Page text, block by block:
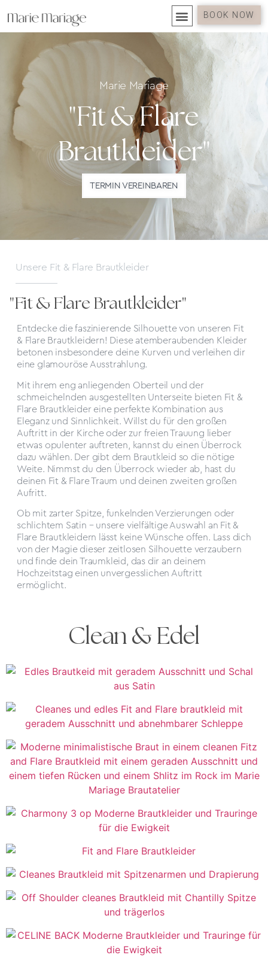
BOOK NOW
Marie Mariage
"Fit & Flare
Brautkleider"
TERMIN VEREINBAREN
Unsere Fit & Flare Brautkleider
"Fit & Flare Brautkleider"
Entdecke die faszinierende Silhouette von unseren Fit
& Flare Brautkleidern! Diese atemberaubenden Kleider
betonen insbesondere deine Kurven und verleihen dir
eine glamouröse Ausstrahlung.
Mit ihrem eng anliegenden Oberteil und der
schmeichelnden ausgestellten Unterseite bieten Fit &
Flare Brautkleider eine perfekte Kombination aus
Eleganz und Sinnlichkeit. Willst du für den großen
Auftritt in der Kirche oder zur freien Trauung lieber
etwas opulenter auftreten, kannst du einen Überrock
dazu wählen. Der gibt dem Brautkleid so die nötige
Weite. Nimmst du den Überrock wieder ab, hast du
deinen Fit & Flare Traum und deinen zweiten großen
Aufritt.
Ob mit zarter Spitze, funkelnden Verzierungen oder
schlichtem Satin – unsere vielfältige Auswahl an Fit &
Flare Brautkleidern lässt keine Wünsche offen.
Lass dich
von der Magie dieser zeitlosen Silhouette verzaubern
und finde dein Traumkleid, das dir an deinem
Hochzeitstag einen unvergesslichen Auftritt
ermöglicht.
Clean & Edel